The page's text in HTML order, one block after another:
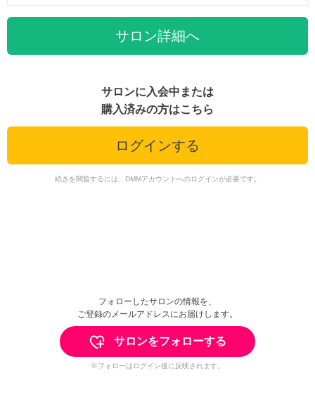
サロン詳細へ
サロンに入会中または
購入済みの方はこちら
ログインする
続きを閲覧するには、DMMアカウントへのログインが必要です。
フォローしたサロンの情報を、
ご登録のメールアドレスにお届けします。
サロンをフォローする
※フォローはログイン後に反映されます。